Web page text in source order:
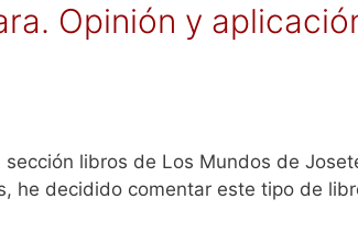
Opinión y
libros de Los Mundos de
he decidido comentar este tipo de